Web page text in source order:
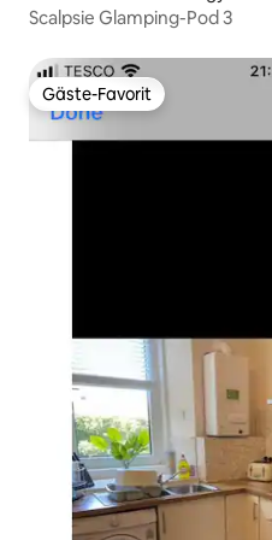
Scalpsie Glamping-Pod 3
Gäste-Favorit
Gäste-Favorit